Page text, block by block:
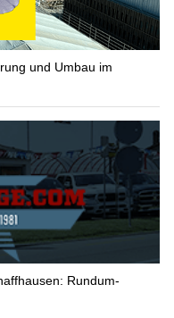
und Umbau im
Rundum-